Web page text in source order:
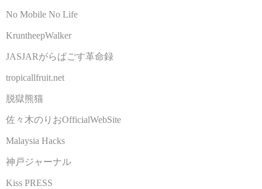
No Mobile No Life
KruntheepWalker
JASJARがらぱごす革命録
tropicallfruit.net
脱獄熊猫
佐々木のりおOfficialWebSite
Malaysia Hacks
神戸ジャーナル
Kiss PRESS